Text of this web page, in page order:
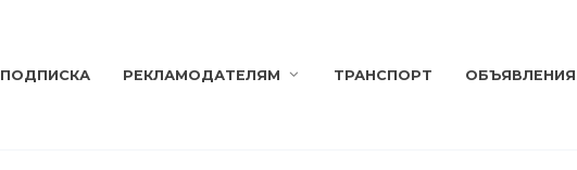
ПОДПИСКА РЕКЛАМОДАТЕЛЯМ ТРАНСПОРТ ОБЪЯВЛЕНИЯ